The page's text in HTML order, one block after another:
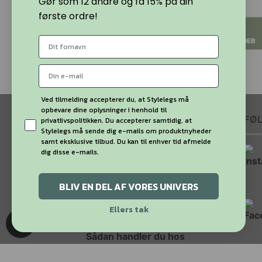
DEN.
150,00
150,00 kr..85,00 kr..
MULIGHEDER
flere
vælges
119,00
MULIGHEDER
Mulighederne
vælges
MINE SIDER
Min Konto
Få svar på dine spørgsmål
Handelsbetingelser og
persondatapolitik
Sådan handler du hos
første ordre!
Ved tilmelding accepterer du, at Stylelegs må
opbevare dine oplysninger i henhold til
privatlivspolitikken. Du accepterer samtidig, at
Stylelegs må sende dig e-mails om produktnyheder
samt eksklusive tilbud. Du kan til enhver tid afmelde
dig disse e-mails.
BLIV EN DEL AF VORES UNIVERS
Ellers tak